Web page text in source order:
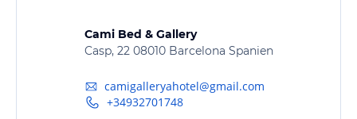
Cami Bed & Gallery
Casp, 22 08010 Barcelona Spanien
camigalleryahotel@gmail.com
+34932701748